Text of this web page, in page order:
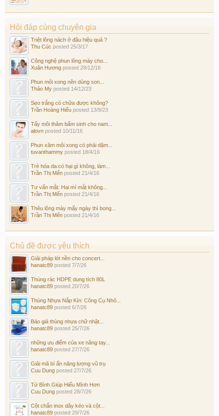
Hỏi đáp cùng chuyên gia
Triệt lông nách ở đâu hiệu quả ?
Thu Cúc posted 25/3/17
Công nghệ phun lông mày cho...
Xuân Hương posted 28/12/16
Phun môi xong nên dùng son...
Thảo My posted 14/12/23
Sẹo trắng có chữa được không?
Trần Hoàng Hiếu posted 13/9/23
Tẩy môi thâm bẩm sinh cho nam...
alovn posted 10/11/16
Phun xăm môi xong có phải dặm...
tuvanthammy posted 18/4/16
Trẻ hóa da có hại gì không, làm...
Trần Thị Mến posted 21/4/16
Tư vấn mắt: Hai mí mắt không...
Trần Thị Mến posted 21/4/16
Thêu lông mày mấy ngày thì bong...
Trần Thị Mến posted 21/4/16
Chủ đề được yêu thích
Giải pháp lót nền cho concert...
hanatc89 posted 7/7/26
Thùng rác HDPE dung tích 80L
hanatc89 posted 20/7/26
Thùng Nhựa Nắp Kín: Công Cụ Nhỏ...
hanatc89 posted 6/7/26
Báo giá thùng nhựa chữ nhật...
hanatc89 posted 25/7/26
những ưu điểm của xe nâng tay...
hanatc89 posted 27/7/26
Giải mã bí ẩn năng lượng vũ trụ
Cuu Dung posted 27/7/26
Tử Bình Giúp Hiểu Mình Hơn
Cuu Dung posted 28/7/26
Cột chắn inox dây kéo và cột...
hanatc89 posted 29/7/26